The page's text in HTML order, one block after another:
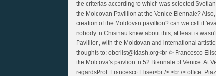
the criterias according to which was selected
the Moldovan Pavillion at the Venice Biennale?
creation of the Moldovan pavillion? can we call it
nobody in Chisinau knew about this, at least is
Pavillion, with the Moldovan and international
thoughts to: oberlist@idash.org<br /> Francesco
the Moldova's paivlion in 52 Biennale of Venice. At
regardsProf. Francesco Elisei<br /> <br /> office: